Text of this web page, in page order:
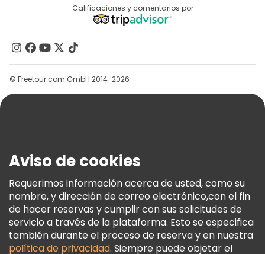
Programa De Afiliados
Contacto
Grupos
Ayuda
Términos E Información Legal
Política De Cookies
Freetour Premios
Programa De Fidelidad
Calificaciones y comentarios por
© Freetour.com GmbH 2014-2026
Aviso de cookies
Requerimos información acerca de usted, como su
nombre, y dirección de correo electrónico,con el fin
de hacer reservas y cumplir con sus solicitudes de
servicio a través de la plataforma. Esto se especifica
también durante el proceso de reserva y en nuestra
política de privacidad. Siempre puede objetar el